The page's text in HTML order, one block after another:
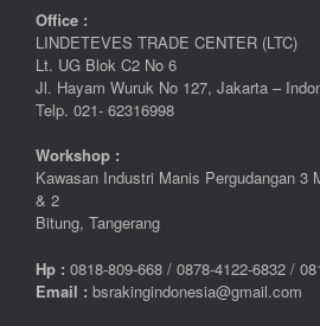
Office :
LINDETEVES TRADE CENTER (LTC)
Lt. UG Blok C2 No 6
Jl. Hayam Wuruk No 127, Jakarta –
Telp. 021- 62316998
Workshop :
Kawasan Industri Manis Pergudangan 3
& 2
Bitung, Tangerang
Hp : 0818-809-668 / 0878-4122-6832 /
Email : bsrakingindonesia@gmail.com